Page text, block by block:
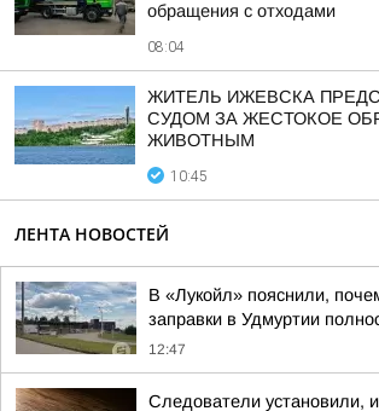
обращения с отходами
08:04
ЖИТЕЛЬ ИЖЕВСКА
СУДОМ ЗА ЖЕСТОКОЕ
ЖИВОТНЫМ
10:45
ЛЕНТА НОВОСТЕЙ
В «Лукойл» пояснили,
заправки в Удмуртии
12:47
Следователи установили,